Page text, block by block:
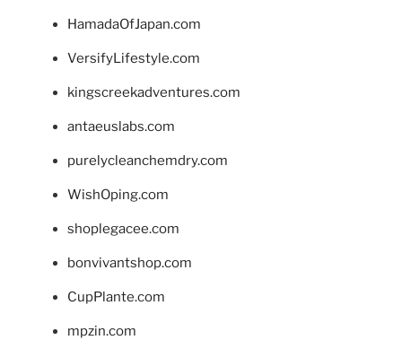
HamadaOfJapan.com
VersifyLifestyle.com
kingscreekadventures.com
antaeuslabs.com
purelycleanchemdry.com
WishOping.com
shoplegacee.com
bonvivantshop.com
CupPlante.com
mpzin.com